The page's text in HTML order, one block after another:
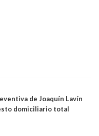
de Joaquín Lavín
domiciliario total